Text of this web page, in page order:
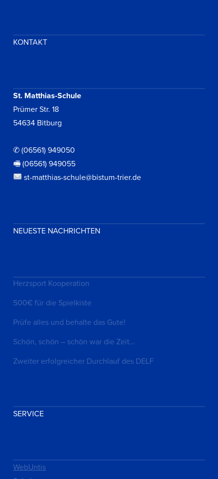
KONTAKT
St. Matthias-Schule
Prümer Str. 18
54634 Bitburg
✆ (06561) 949050
🖷 (06561) 949055
st-matthias-schule@bistum-trier.de
NEUESTE NACHRICHTEN
Herzsport Kooperation
500€ für die Spielkiste
Prüfe alles und behalte das Gute!
Schön, schön – schön war die Zeit…
Zweiter erfolgreicher Durchlauf des DELF
SERVICE
WebUntis